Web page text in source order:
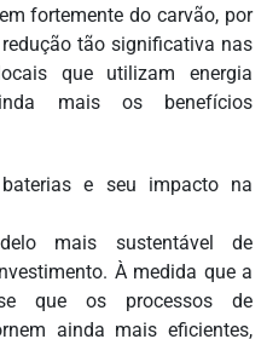
fortemente do carvão, por
tão significativa nas
que utilizam energia
mais os benefícios
e seu impacto na
mais sustentável de
À medida que a
se que os processos de
ainda mais eficientes,